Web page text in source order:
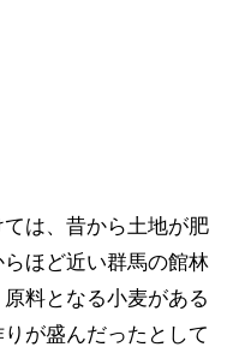
ては、昔から土地が肥
ほど近い群馬の館林
料となる小麦がある
が盛んだったとして